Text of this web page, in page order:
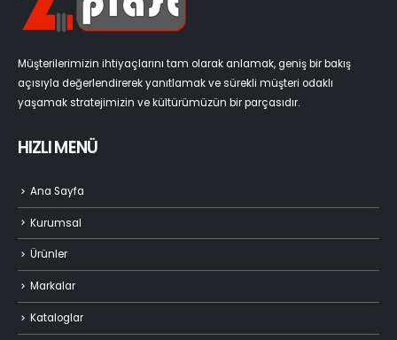
Müşterilerimizin ihtiyaçlarını tam olarak anlamak, geniş bir bakış
açısıyla değerlendirerek yanıtlamak ve sürekli müşteri odaklı
yaşamak stratejimizin ve kültürümüzün bir parçasıdır.
HIZLI MENÜ
Ana Sayfa
Kurumsal
Ürünler
Markalar
Kataloglar